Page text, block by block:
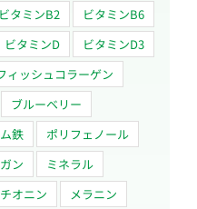
ビタミンB2
ビタミンB6
ビタミンD
ビタミンD3
ィッシュコラーゲン
ブルーベリー
鉄
ポリフェノール
ン
ミネラル
オニン
メラニン